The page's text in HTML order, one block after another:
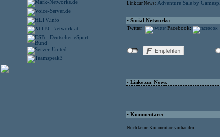
Link zur News: Adventure Sale by
• Social Networks:
Twitter:
Facebook:
• Links zur News:
• Kommentare:
Noch keine Kommentare vorhanden